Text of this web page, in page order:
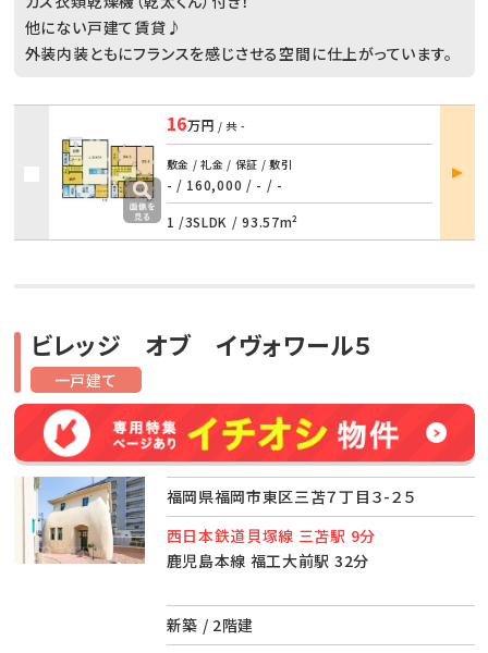
他にない戸建て賃貸♪
外装内装ともにフランスを感じさせる空間に仕上がっています。
16万円 / 共 -
敷金 / 礼金 / 保証 / 敷引
- / 160,000 / - / -
1 /3SLDK /93.57m²
部屋
詳細
一戸建て
ビレッジ オブ イヴォワール５
福岡県福岡市東区三苫７丁目３-２５
西日本鉄道貝塚線 三苫駅 9分
鹿児島本線 福工大前駅 32分
新築 / 2階建